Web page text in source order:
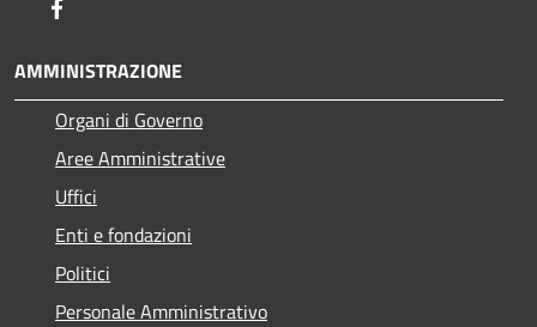
AMMINISTRAZIONE
Organi di Governo
Aree Amministrative
Uffici
Enti e fondazioni
Politici
Personale Amministrativo